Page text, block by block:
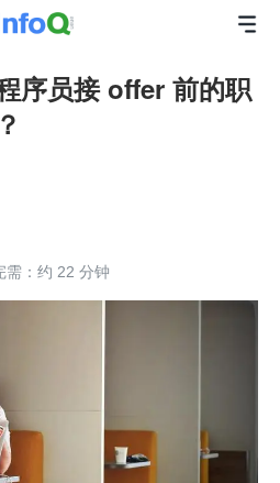
序员接 offer 前的职
需：约 22 分钟